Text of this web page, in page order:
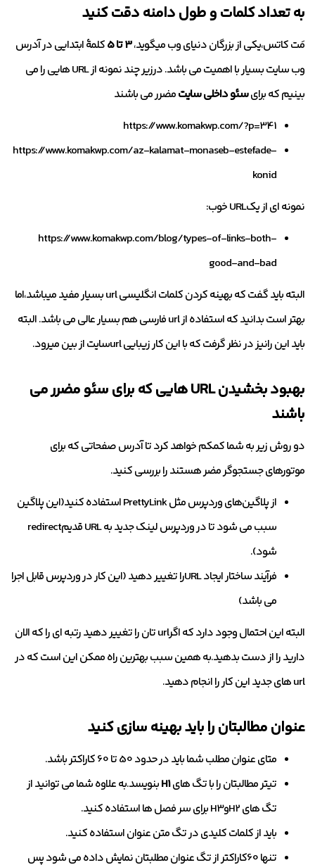
به تعداد کلمات و طول دامنه دقت کنید
مَت کاتس،یکی از بزرگان دنیای وب میگوید،3 تا 5
کلمۀ ابتدایی در آدرس
وب سایت بسیار با اهمیت می باشد. درزیر چند نمونه از URL هایی را می
بینیم که برایسئو داخلی سایتمضرر می باشند
https://www.komakwp.com/?p=341
https://www.komakwp.com/az-kalamat-monaseb-estefade-
konid
نمونه ای از یکURL خوب:
https://www.komakwp.com/blog/types-of-links-both-
good-and-bad
البته باید گفت که بهینه کردن کلمات انگلیسی url بسیار مفید میباشد،اما
بهتر است بدانید که استفاده از url فارسی هم بسیار عالی می باشد. البته
باید این رانیز در نظر گرفت که با این کار زیبایی urlسایت از بین میرود.
بهبود بخشیدن URL هایی که برای سئو مضرر می
باشند
دو روش زیر به شما کمکم خواهد کرد تا آدرس صفحاتی که برای
موتورهای جستجوگر مضر هستند را بررسی کنید.
از پلاگین‌های وردپرس مثل PrettyLink استفاده کنید(این پلاگین
سبب می شود تا در وردپرس لینک جدید به URL قدیمredirect
شود).
فرآیند ساختار ایجاد URLرا تغییر دهید (این کار در وردپرس قابل اجرا
می باشد)
البته این احتمال وجود دارد که اگرurl تان را تغییر دهید رتبه ای را که الان
دارید را از دست بدهید.به همین سبب بهترین راه ممکن این است که در
url های جدید این کار را انجام دهید.
عنوان مطالبتان را باید بهینه سازی کنید
متای عنوان مطلب شما باید در حدود 50 تا 60 کاراکتر باشد.
تیتر مطالبتان را با تگ هایH1بنویسد.به علاوه شما می توانید از
تگ های H2وH3 برای سر فصل ها استفاده کنید.
باید از کلمات کلیدی در تگ متن عنوان استفاده کنید.
تنها 60کاراکتر از تگ عنوان مطلبتان نمایش داده می شود پس